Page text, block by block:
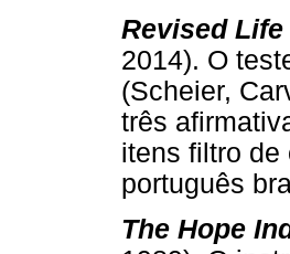
Revised
2014). O
(Scheier,
três
itens filtro de
português
The Hope